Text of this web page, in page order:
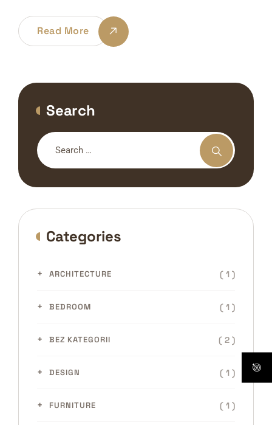
Read More
Search
Categories
ARCHITECTURE ( 1 )
BEDROOM ( 1 )
BEZ KATEGORII ( 2 )
DESIGN ( 1 )
FURNITURE ( 1 )